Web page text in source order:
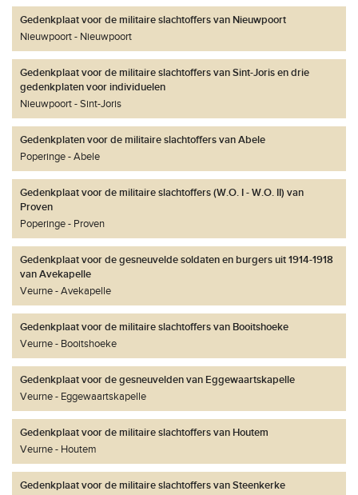
Gedenkplaat voor de militaire slachtoffers van Nieuwpoort
Nieuwpoort
Nieuwpoort
Gedenkplaat voor de militaire slachtoffers van Sint-Joris en drie
gedenkplaten voor individuelen
Nieuwpoort
Sint-Joris
Gedenkplaten voor de militaire slachtoffers van Abele
Poperinge
Abele
Gedenkplaat voor de militaire slachtoffers (W.O. I - W.O. II) van
Proven
Poperinge
Proven
Gedenkplaat voor de gesneuvelde soldaten en burgers uit 1914-1918
van Avekapelle
Veurne
Avekapelle
Gedenkplaat voor de militaire slachtoffers van Booitshoeke
Veurne
Booitshoeke
Gedenkplaat voor de gesneuvelden van Eggewaartskapelle
Veurne
Eggewaartskapelle
Gedenkplaat voor de militaire slachtoffers van Houtem
Veurne
Houtem
Gedenkplaat voor de militaire slachtoffers van Steenkerke